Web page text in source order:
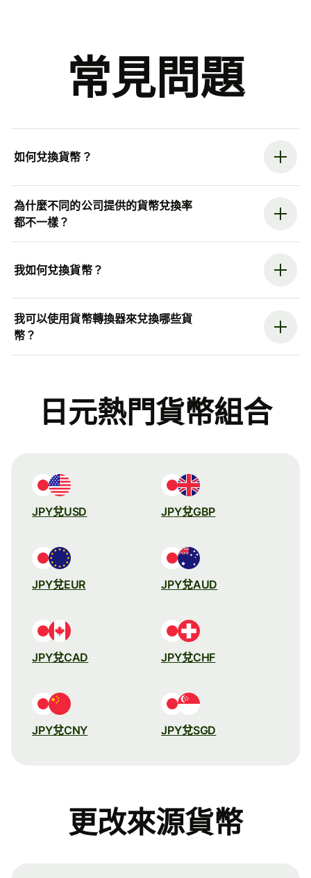
常見問題
如何兌換貨幣？
為什麼不同的公司提供的貨幣兌換率
都不一樣？
我如何兌換貨幣？
我可以使用貨幣轉換器來兌換哪些貨
幣？
日元熱門貨幣組合
JPY兌USD JPY兌GBP
JPY兌EUR JPY兌AUD
JPY兌CAD JPY兌CHF
JPY兌CNY JPY兌SGD
更改來源貨幣